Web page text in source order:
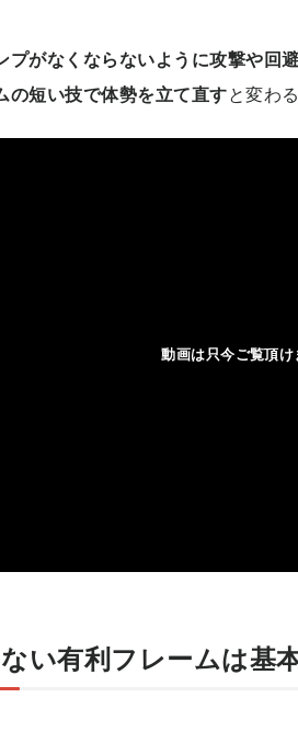
プがなくならないように攻撃や回
の短い技で体勢を立て直すと変わ
い有利フレームは基